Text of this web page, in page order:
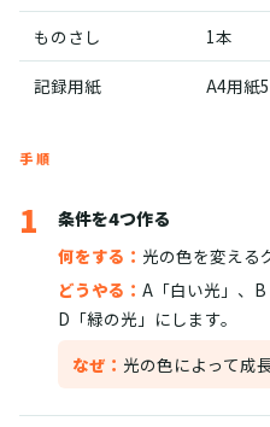
ものさし 1本
記録用紙 A4用紙
手順
1
条件を4つ作る
何をする： 光の色を変える
どうやる： A「白い光」、B
D「緑の光」にします。
なぜ： 光の色によって成